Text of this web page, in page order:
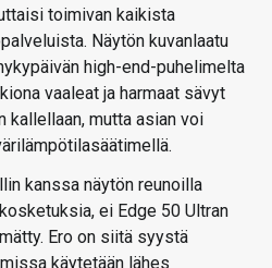
toimivan kaikista
Näytön kuvanlaatu
high-end-puhelimelta
vaaleat ja harmaat sävyt
kallellaan, mutta asian voi
kanssa näytön reunoilla
ei Edge 50 Ultran
Ero on siitä syystä
käytetään lähes